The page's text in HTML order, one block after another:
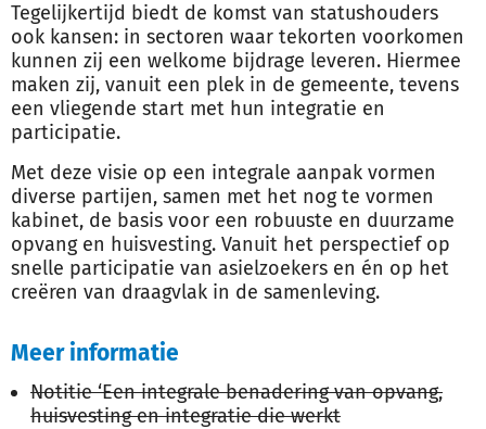
Tegelijkertijd biedt de komst van statushouders
ook kansen: in sectoren waar tekorten voorkomen
kunnen zij een welkome bijdrage leveren. Hiermee
maken zij, vanuit een plek in de gemeente, tevens
een vliegende start met hun integratie en
participatie.
Met deze visie op een integrale aanpak vormen
diverse partijen, samen met het nog te vormen
kabinet, de basis voor een robuuste en duurzame
opvang en huisvesting. Vanuit het perspectief op
snelle participatie van asielzoekers en én op het
creëren van draagvlak in de samenleving.
Meer informatie
Notitie ‘Een integrale benadering van opvang,
huisvesting en integratie die werkt